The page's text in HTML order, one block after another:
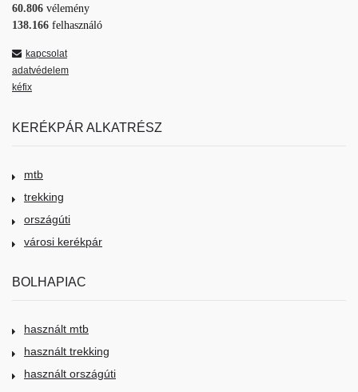
60.806 vélemény
138.166 felhasználó
kapcsolat
adatvédelem
kéfix
KERÉKPÁR ALKATRÉSZ
mtb
trekking
országúti
városi kerékpár
BOLHAPIAC
használt mtb
használt trekking
használt országúti